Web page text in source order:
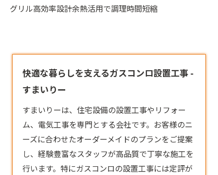
グリル高効率設計余熱活用で調理時間短縮
快適な暮らしを支えるガスコンロ設置工事 -
すまいりー
すまいりーは、住宅設備の設置工事やリフォー
ム、電気工事を専門とする会社です。お客様のニ
ーズに合わせたオーダーメイドのプランをご提案
し、経験豊富なスタッフが高品質で丁寧な施工を
行います。特にガスコンロの設置工事には定評が